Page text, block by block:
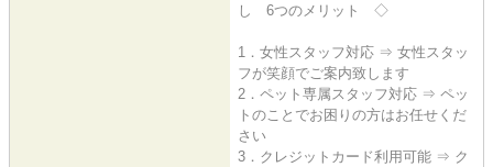
し 6つのメリット ◇
1．女性スタッフ対応 ⇒ 女性スタッ
フが笑顔でご案内致します
2．ペット専属スタッフ対応 ⇒ ペッ
トのことでお困りの方はお任せくだ
さい
3．クレジットカード利用可能 ⇒ ク